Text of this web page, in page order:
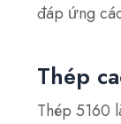
đáp ứng
Thép
Thép 5160